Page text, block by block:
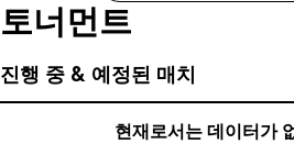
토너먼트
진행 중 & 예정된 매치
현재로서는 데이터가